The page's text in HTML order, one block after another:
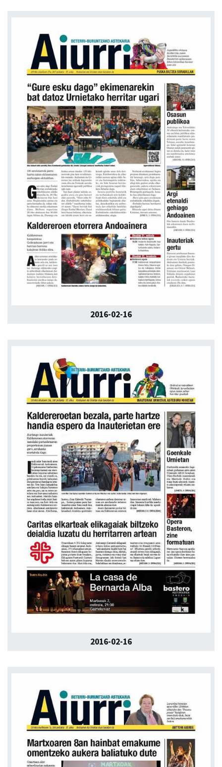
2016-02-16
2016-02-16